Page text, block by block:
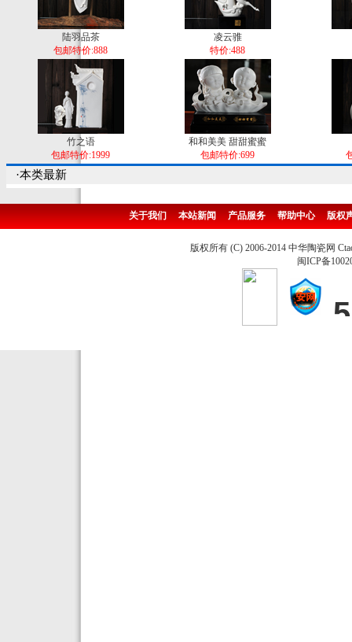
陆羽品茶
包邮特价:888
凌云骓
特价:488
竹之语
包邮特价:1999
和和美美 甜甜蜜蜜
包邮特价:699
·本类最新
关于我们 本站新闻 产品服务 帮助中心 版权
版权所有 (C) 2006-2014 中华陶瓷网
闽ICP备